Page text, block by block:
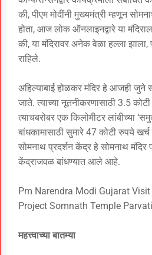
की, पीएम मोदींनी मुख्यमंत्री म्हणून
होता, आज लोक ऑनलाइनद्वारे या
की, या मंदिरावर अनेक वेळा हल्ला
राहिले.
अहिल्याबाई होळकर मंदिर हे आजही
जाते. त्याच्या नूतनीकरणासाठी 3.5
त्याचबरोबर एक किलोमीटर लांबीच्या
बांधकामासाठी सुमारे 47 कोटी रुपये
सोमनाथ प्रदर्शन केंद्र हे सोमनाथ मंदिर
केंद्राजवळ बांधण्यात आले आहे.
Pm Narendra Modi Gujarat
Project Somnath Temple
महत्त्वाच्या बातम्या